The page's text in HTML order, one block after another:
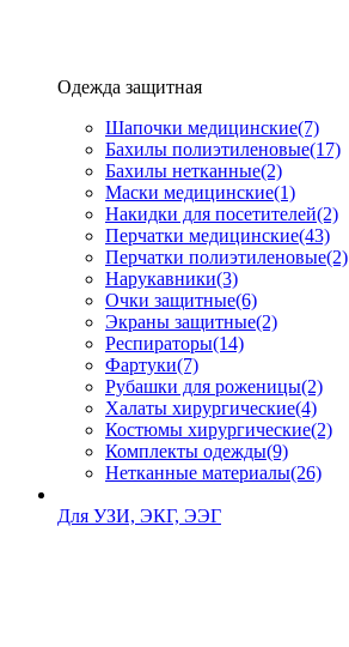
Одежда защитная
Шапочки медицинские(7)
Бахилы полиэтиленовые(17)
Бахилы нетканные(2)
Маски медицинские(1)
Накидки для посетителей(2)
Перчатки медицинские(43)
Перчатки полиэтиленовые(2)
Нарукавники(3)
Очки защитные(6)
Экраны защитные(2)
Рeспираторы(14)
Фартуки(7)
Рубашки для роженицы(2)
Халаты хирургические(4)
Костюмы хирургические(2)
Комплекты одежды(9)
Нетканные материалы(26)
Для УЗИ, ЭКГ, ЭЭГ